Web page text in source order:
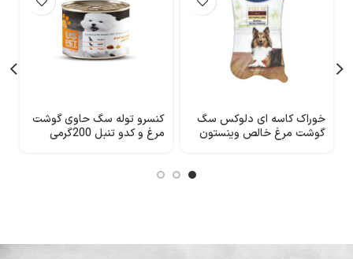
خوراک کاسه ای دلوکس سگ
گوشت مرغ خالص وینستون
کنسرو توله سگ حاوی گوشت
مرغ و کدو تنبل 200گرمی